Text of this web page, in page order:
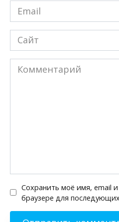
Email
*
Сайт
Комментарий
Сохранить моё имя, email
браузере для